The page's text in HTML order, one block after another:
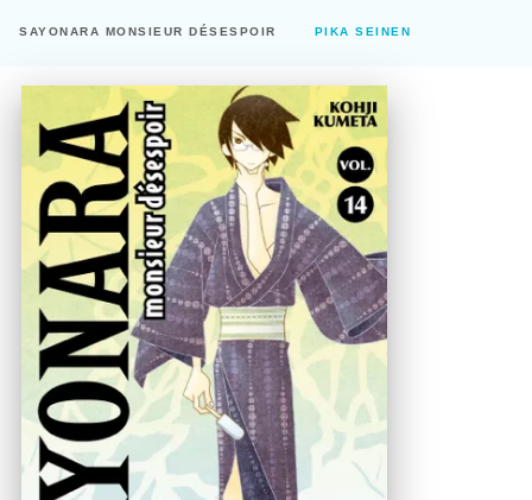
SAYONARA MONSIEUR DÉSESPOIR PIKA SEINEN